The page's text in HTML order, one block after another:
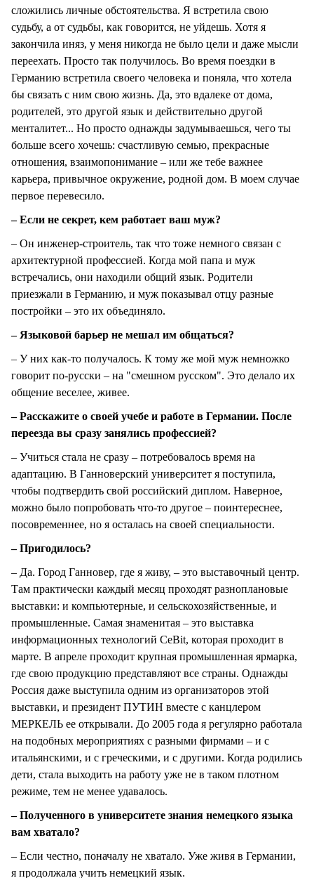
сложились личные обстоятельства. Я встретила свою
судьбу, а от судьбы, как говорится, не уйдешь. Хотя я
закончила иняз, у меня никогда не было цели и даже мысли
переехать. Просто так получилось. Во время поездки в
Германию встретила своего человека и поняла, что хотела
бы связать с ним свою жизнь. Да, это вдалеке от дома,
родителей, это другой язык и действительно другой
менталитет... Но просто однажды задумываешься, чего ты
больше всего хочешь: счастливую семью, прекрасные
отношения, взаимопонимание – или же тебе важнее
карьера, привычное окружение, родной дом. В моем случае
первое перевесило.
– Если не секрет, кем работает ваш муж?
– Он инженер-строитель, так что тоже немного связан с
архитектурной профессией. Когда мой папа и муж
встречались, они находили общий язык. Родители
приезжали в Германию, и муж показывал отцу разные
постройки – это их объединяло.
– Языковой барьер не мешал им общаться?
– У них как-то получалось. К тому же мой муж немножко
говорит по-русски – на "смешном русском". Это делало их
общение веселее, живее.
– Расскажите о своей учебе и работе в Германии. После
переезда вы сразу занялись профессией?
– Учиться стала не сразу – потребовалось время на
адаптацию. В Ганноверский университет я поступила,
чтобы подтвердить свой российский диплом. Наверное,
можно было попробовать что-то другое – поинтереснее,
посовременнее, но я осталась на своей специальности.
– Пригодилось?
– Да. Город Ганновер, где я живу, – это выставочный центр.
Там практически каждый месяц проходят разноплановые
выставки: и компьютерные, и сельскохозяйственные, и
промышленные. Самая знаменитая – это выставка
информационных технологий CeBit, которая проходит в
марте. В апреле проходит крупная промышленная ярмарка,
где свою продукцию представляют все страны. Однажды
Россия даже выступила одним из организаторов этой
выставки, и президент ПУТИН вместе с канцлером
МЕРКЕЛЬ ее открывали. До 2005 года я регулярно работала
на подобных мероприятиях с разными фирмами – и с
итальянскими, и с греческими, и с другими. Когда родились
дети, стала выходить на работу уже не в таком плотном
режиме, тем не менее удавалось.
– Полученного в университете знания немецкого языка
вам хватало?
– Если честно, поначалу не хватало. Уже живя в Германии,
я продолжала учить немецкий язык.